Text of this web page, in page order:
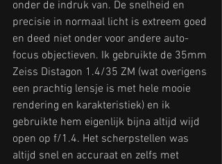
onder de indruk van. De snelheid en
precisie in normaal licht is extreem goed
en deed niet onder voor andere auto-
focus objectieven. Ik gebruikte de 35mm
Zeiss Distagon 1.4/35 ZM (wat overigens
een prachtig lensje is met hele mooie
rendering en karakteristiek) en ik
gebruikte hem eigenlijk bijna altijd wijd
open op f/1.4. Het scherpstellen was
altijd snel en accuraat en zelfs met